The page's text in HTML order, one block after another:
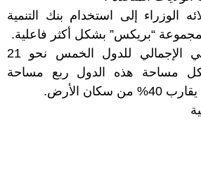
الوزراء إلى استخدام بنك التنمية
ويشكل الناتج المحلي الإجمالي للدول الخمس نحو 21
مساحة هذه الدول ربع مساحة
الأرض.